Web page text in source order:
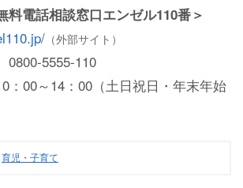
料電話相談窓口エンゼル110番＞
（外部サイト）
5555-110
：00～14：00（土日祝日・年末年始
育児・子育て